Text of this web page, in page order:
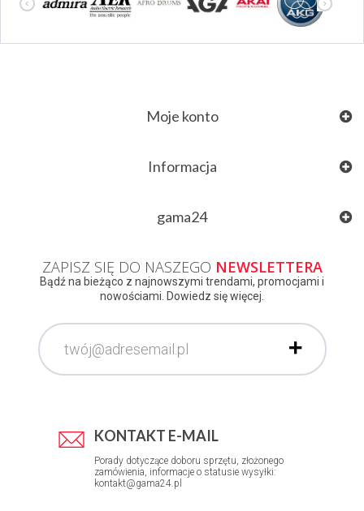
Moje konto
Informacja
gama24
ZAPISZ SIĘ DO NASZEGO NEWSLETTERA
Bądź na bieżąco z najnowszymi trendami, promocjami i
nowościami. Dowiedz się więcej.
KONTAKT E-MAIL
Porady dotyczące doboru sprzętu, złożonego
zamówienia, informacje o statusie wysyłki:
kontakt@gama24.pl